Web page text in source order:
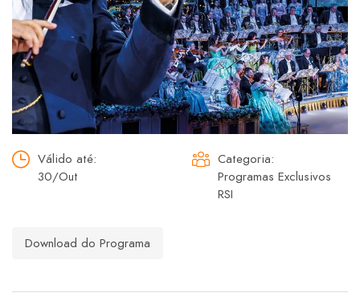
Válido até:
30/Out
Categoria:
Programas Exclusivos
RSI
Download do Programa